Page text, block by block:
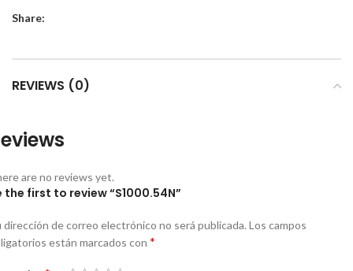
Share:
REVIEWS (0)
are no reviews yet.
the first to review “S1000.54N”
dirección de correo electrónico no será publicada. Los campos
están marcados con *